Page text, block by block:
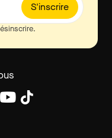
S'inscrire